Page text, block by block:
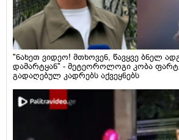
"ნახეთ ვიდეო! მთხოვენ, წავყვე ბნელ
დამარტყან" - მეტეოროლოგი კობა
გადაღებულ კადრებს აქვეყნებს